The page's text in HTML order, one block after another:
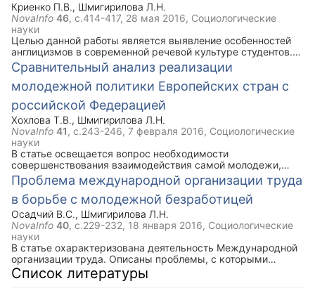
Криенко П.В., Шмигирилова Л.Н.
NovaInfo 46, с.414-417, 28 мая 2016, Социологические
науки
Целью данной работы является выявление особенностей
англицизмов в современной речевой культуре студентов.
Кроме того рассматриваются случаи орфографической
вариативности и заимствованных лексических единиц
англо-американского происхождения. В работе
использовался такой метод исследования, как онлайн-
анкетирование. Анализ результатов показал, что
употребление студенческой молодёжи англоязычных
заимствований носит неосознанный характер и часто
неоправданно.
Сравнительный анализ реализации
молодежной политики Европейских стран с
российской Федерацией
Хохлова Т.В., Шмигирилова Л.Н.
NovaInfo 41 , с.243-246, 7 февраля 2016, Социологические
науки
В статье освещается вопрос необходимости
совершенствования взаимодействия самой молодежи,
субъектов молодежной политики Российской Федерации,
Великобритании и Французской Республики, путем
изучения реализации государственной молодежной
Великобритании и Французской Республики.
Проблема международной организации труда
в борьбе с молодежной безработицей
Осадчий В.С., Шмигирилова Л.Н.
NovaInfo 40, с.229-232, 18 января 2016, Социологические
науки
В статье охарактеризована деятельность Международной
организации труда. Описаны проблемы, с которыми
сталкиваются молодые люди в процессе трудоустройства.
Приведены рекомендации по совершенствованию
Список литературы